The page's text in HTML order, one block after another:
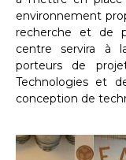
environnement
recherche et de
centre servira à
porteurs de
Technologies et
conception de